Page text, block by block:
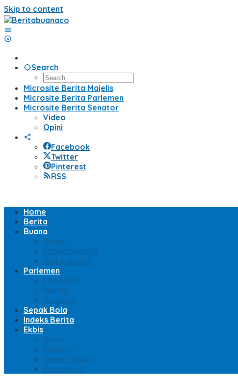
Skip to content
Search
Microsite Berita Majelis
Microsite Berita Parlemen
Microsite Berita Senator
Video
Opini
Facebook
Twitter
Pinterest
RSS
Home
Berita
Buana
Sosial
Entertainment
Haji & Umroh
Parlemen
Legislatif
Majelis
Senator
Sepak Bola
Indeks Berita
Ekbis
Bisnis
Moneter
Pasar Modal
Perbankan